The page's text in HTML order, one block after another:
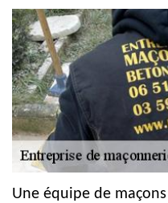
Une équipe de